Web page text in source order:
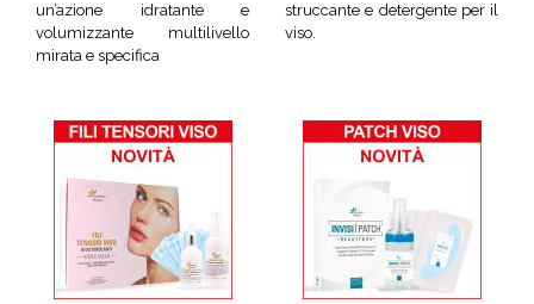
un’azione idratante e
volumizzante multilivello
mirata e specifica
struccante e detergente per il
viso.